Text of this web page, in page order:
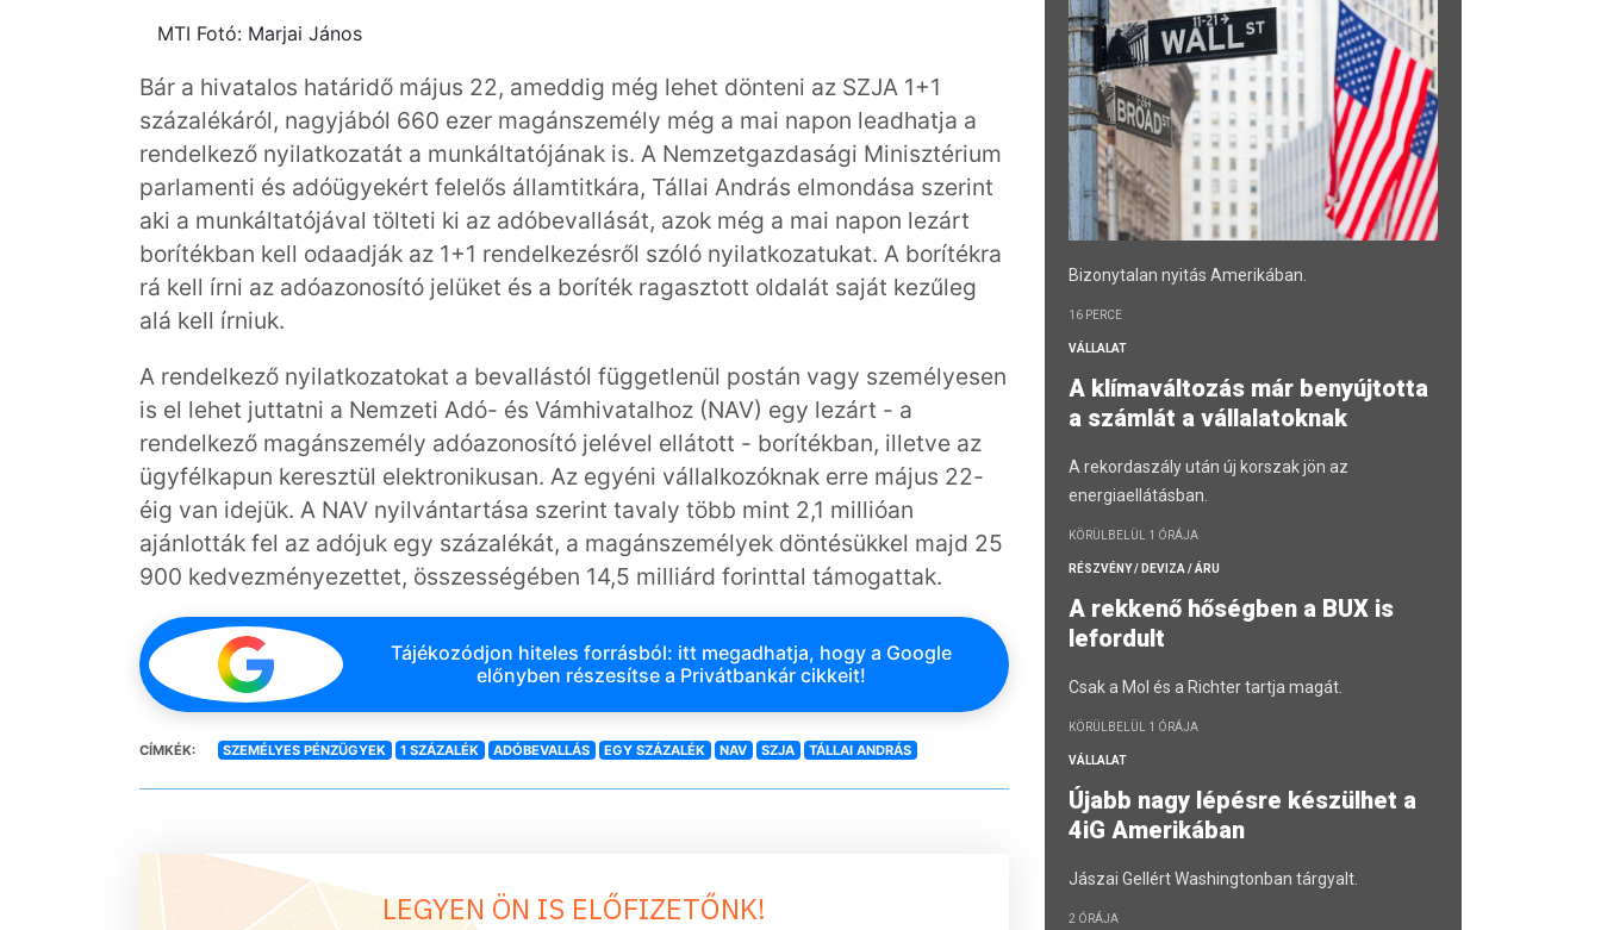
MTI Fotó: Marjai János
Bár a hivatalos határidő május 22, ameddig még lehet dönteni az SZJA 1+1
százalékáról, nagyjából 660 ezer magánszemély még a mai napon leadhatja a
rendelkező nyilatkozatát a munkáltatójának is. A Nemzetgazdasági Minisztérium
parlamenti és adóügyekért felelős államtitkára, Tállai András elmondása szerint
aki a munkáltatójával tölteti ki az adóbevallását, azok még a mai napon lezárt
borítékban kell odaadják az 1+1 rendelkezésről szóló nyilatkozatukat. A borítékra
rá kell írni az adóazonosító jelüket és a boríték ragasztott oldalát saját kezűleg
alá kell írniuk.
A rendelkező nyilatkozatokat a bevallástól függetlenül postán vagy személyesen
is el lehet juttatni a Nemzeti Adó- és Vámhivatalhoz (NAV) egy lezárt - a
rendelkező magánszemély adóazonosító jelével ellátott - borítékban, illetve az
ügyfélkapun keresztül elektronikusan. Az egyéni vállalkozóknak erre május 22-
éig van idejük. A NAV nyilvántartása szerint tavaly több mint 2,1 millióan
ajánlották fel az adójuk egy százalékát, a magánszemélyek döntésükkel majd 25
900 kedvezményezettet, összességében 14,5 milliárd forinttal támogattak.
Tájékozódjon hiteles forrásból: itt megadhatja, hogy a Google
előnyben részesítse a Privátbankár cikkeit!
CÍMKÉK: SZEMÉLYES PÉNZÜGYEK 1 SZÁZALÉK ADÓBEVALLÁS EGY SZÁZALÉK NAV SZJA TÁLLAI ANDRÁS
LEGYEN ÖN IS ELŐFIZETŐNK!
Bizonytalan nyitás Amerikában.
16 PERCE
VÁLLALAT
A klímaváltozás már benyújtotta
a számlát a vállalatoknak
A rekordaszály után új korszak jön az
energiaellátásban.
KÖRÜLBELÜL 1 ÓRÁJA
RÉSZVÉNY / DEVIZA / ÁRU
A rekkenő hőségben a BUX is
lefordult
Csak a Mol és a Richter tartja magát.
KÖRÜLBELÜL 1 ÓRÁJA
VÁLLALAT
Újabb nagy lépésre készülhet a
4iG Amerikában
Jászai Gellért Washingtonban tárgyalt.
2 ÓRÁJA